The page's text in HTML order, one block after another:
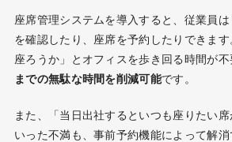
座席管理システムを導入すると、従業員
を確認したり、座席を予約したりできま
座ろうか」とオフィスを歩き回る時間が不
までの無駄な時間を削減可能です。
また、「当日出社するといつも座りたい
いった不満も、事前予約機能によって解消